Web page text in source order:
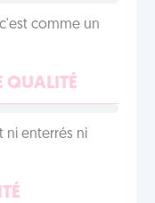
comme un
QUALITÉ
ni enterrés ni